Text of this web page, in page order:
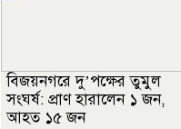
বিজয়নগরে দু’পক্ষের তুমুল
সংঘর্ষ: প্রাণ হারালেন ১ জন,
আহত ১৫ জন